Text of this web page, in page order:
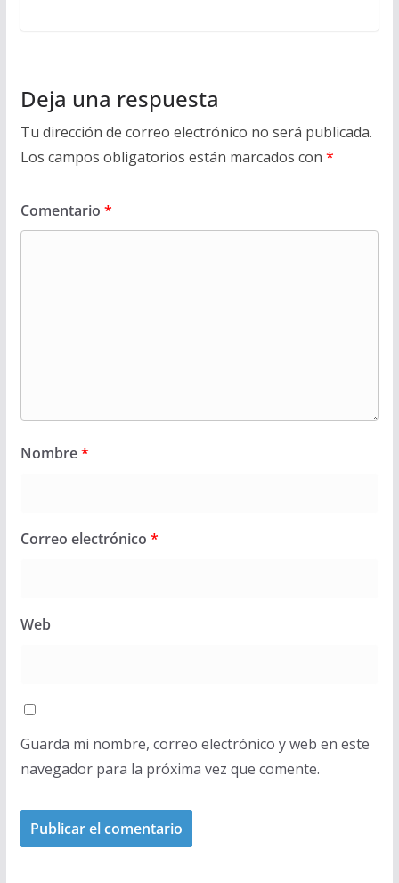
Deja una respuesta
Tu dirección de correo electrónico no será publicada.
Los campos obligatorios están marcados con *
Comentario *
Nombre*
Correo electrónico *
Web
Guarda mi nombre, correo electrónico y web en este
navegador para la próxima vez que comente.